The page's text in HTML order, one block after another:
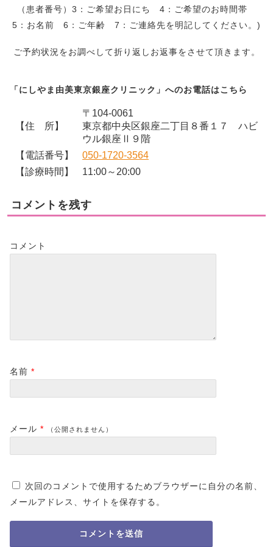
（患者番号）3：ご希望お日にち 4：ご希望のお時間帯
5：お名前 6：ご年齢 7：ご連絡先を明記してください。)
ご予約状況をお調べして折り返しお返事をさせて頂きます。
「にしやま由美東京銀座クリニック」へのお電話はこちら
【住 所】
〒104-0061
東京都中央区銀座二丁目８番１７ ハビ
ウル銀座Ⅱ９階
【電話番号】
050-1720-3564
【診療時間】
11:00～20:00
コメントを残す
コメント
名前 *
メール * （公開されません）
次回のコメントで使用するためブラウザーに自分の名前、
メールアドレス、サイトを保存する。